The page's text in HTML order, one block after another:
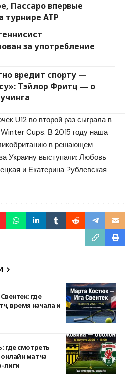
Пассаро впервые
турнире ATP
за употребление
вредит спорту —
Тэйлор Фритц — о
U12 во второй раз сыграла в
Cups. В 2015 году наша
в решающем
Украину выступали: Любовь
и Екатерина Рублевская
где
время начала и
где смотреть
матча
лиги